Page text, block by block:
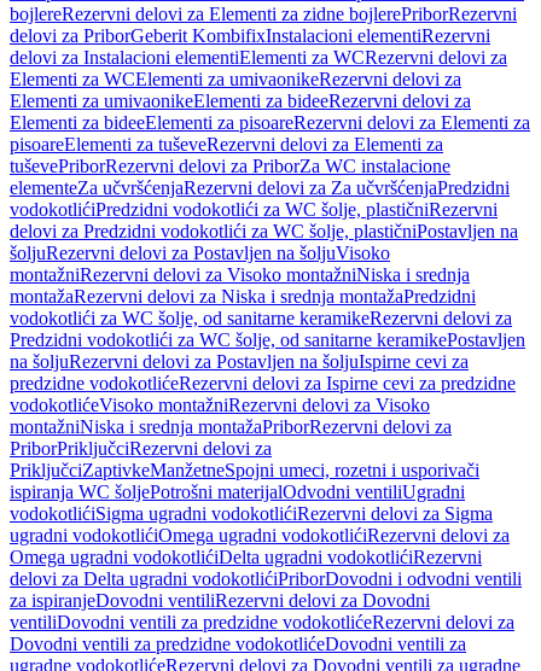
bojlereRezervni delovi za Elementi za zidne bojlerePriborRezervni
delovi za PriborGeberit KombifixInstalacioni elementiRezervni
delovi za Instalacioni elementiElementi za WCRezervni delovi za
Elementi za WCElementi za umivaonikeRezervni delovi za
Elementi za umivaonikeElementi za bideeRezervni delovi za
Elementi za bideeElementi za pisoareRezervni delovi za Elementi za
pisoareElementi za tuševeRezervni delovi za Elementi za
tuševePriborRezervni delovi za PriborZa WC instalacione
elementeZa učvršćenjaRezervni delovi za Za učvršćenjaPredzidni
vodokotlićiPredzidni vodokotlići za WC šolje, plastičniRezervni
delovi za Predzidni vodokotlići za WC šolje, plastičniPostavljen na
šoljuRezervni delovi za Postavljen na šoljuVisoko
montažniRezervni delovi za Visoko montažniNiska i srednja
montažaRezervni delovi za Niska i srednja montažaPredzidni
vodokotlići za WC šolje, od sanitarne keramikeRezervni delovi za
Predzidni vodokotlići za WC šolje, od sanitarne keramikePostavljen
na šoljuRezervni delovi za Postavljen na šoljuIspirne cevi za
predzidne vodokotlićeRezervni delovi za Ispirne cevi za predzidne
vodokotlićeVisoko montažniRezervni delovi za Visoko
montažniNiska i srednja montažaPriborRezervni delovi za
PriborPriključciRezervni delovi za
PriključciZaptivkeManžetneSpojni umeci, rozetni i usporivači
ispiranja WC šoljePotrošni materijalOdvodni ventiliUgradni
vodokotlićiSigma ugradni vodokotlićiRezervni delovi za Sigma
ugradni vodokotlićiOmega ugradni vodokotlićiRezervni delovi za
Omega ugradni vodokotlićiDelta ugradni vodokotlićiRezervni
delovi za Delta ugradni vodokotlićiPriborDovodni i odvodni ventili
za ispiranjeDovodni ventiliRezervni delovi za Dovodni
ventiliDovodni ventili za predzidne vodokotlićeRezervni delovi za
Dovodni ventili za predzidne vodokotlićeDovodni ventili za
ugradne vodokotlićeRezervni delovi za Dovodni ventili za ugradne